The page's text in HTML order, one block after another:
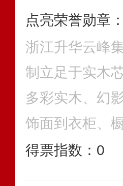
点亮荣誉勋章：
浙江升华云峰
制立足于实木
多彩实木、幻
饰面到衣柜、
得票指数： 0